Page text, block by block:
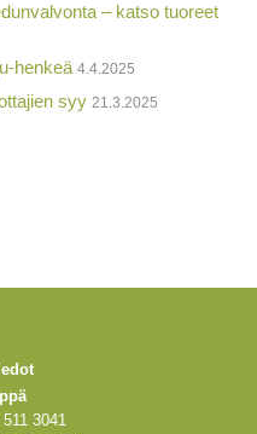
– katso tuoreet
henkeä 4.4.2025
syy 21.3.2025
3041